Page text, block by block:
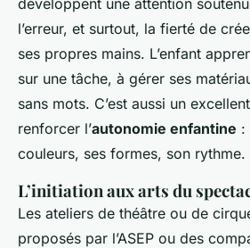
l’erreur, et surtout, la fierté de
ses propres mains. L’enfant
sur une tâche, à gérer ses
sans mots. C’est aussi un
renforcer l’autonomie enfantine :
couleurs, ses formes, son rythme.
L’initiation aux arts du
Les ateliers de théâtre ou de
proposés par l’ASEP ou des